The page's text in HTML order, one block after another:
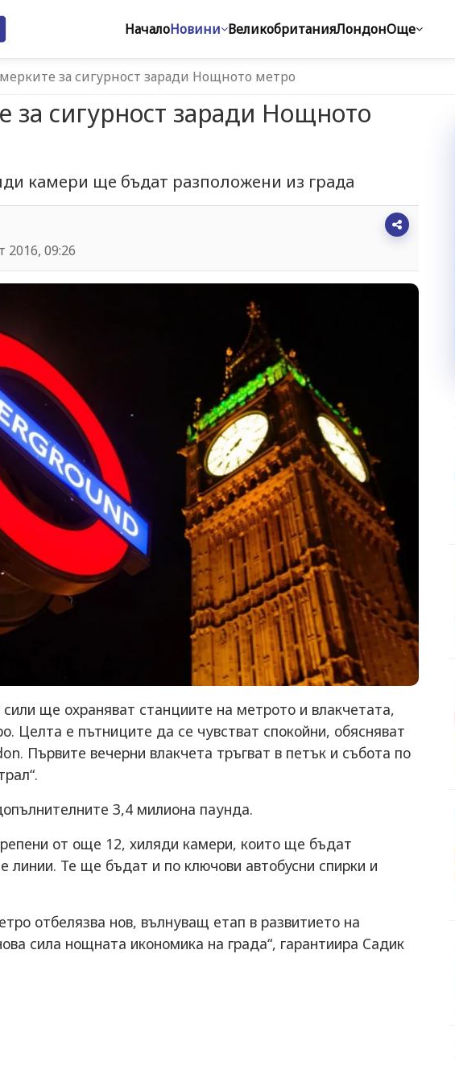
НачалоНовини ВеликобританияЛондонОще
мерките за сигурност заради Нощното метро
за сигурност заради Нощното
камери ще бъдат разположени из града
2016, 09:26
ще охраняват станциите на метрото и влакчетата,
Целта е пътниците да се чувстват спокойни, обясняват
Първите вечерни влакчета тръгват в петък и събота по
3,4 милиона паунда.
от още 12, хиляди камери, които ще бъдат
линии. Те ще бъдат и по ключови автобусни спирки и
отбелязва нов, вълнуващ етап в развитието на
сила нощната икономика на града“, гарантиира Садик